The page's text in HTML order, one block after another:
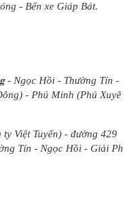
- Bến xe Giáp Bát.
- Ngọc Hồi - Thường Tín -
- Phú Minh (Phú Xuyê
Việt Tuyến) - đường 429
Tín - Ngọc Hồi - Giải Ph